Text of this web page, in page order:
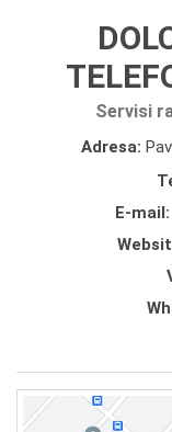
Servisi
Adresa:
E-mail: